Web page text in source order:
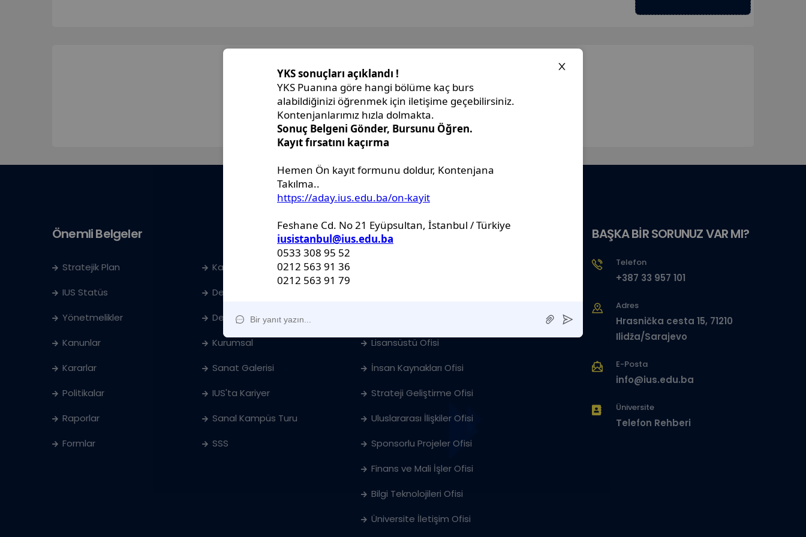
Önemli Belgeler
Stratejik Plan
IUS Statüs
Yönetmelikler
Kanunlar
Kararlar
Politikalar
Raporlar
Formlar
Kayıt Kabul
Denklik
Ders Katalogları
Kurumsal
Sanat Galerisi
IUS'ta Kariyer
Sanal Kampüs Turu
SSS
İdari Birimler
Lisansüstü Ofisi
İnsan Kaynakları Ofisi
Strateji Geliştirme Ofisi
Uluslararası İlişkiler Ofisi
Sponsorlu Projeler Ofisi
Finans ve Mali İşler Ofisi
Bilgi Teknolojileri Ofisi
Üniversite İletişim Ofisi
BAŞKA BİR SORUNUZ VAR MI?
Telefon
+387 33 957 101
Adres
Hrasnička cesta 15, 71210
Ilidža/Sarajevo
E-Posta
info@ius.edu.ba
Üniversite
Telefon Rehberi